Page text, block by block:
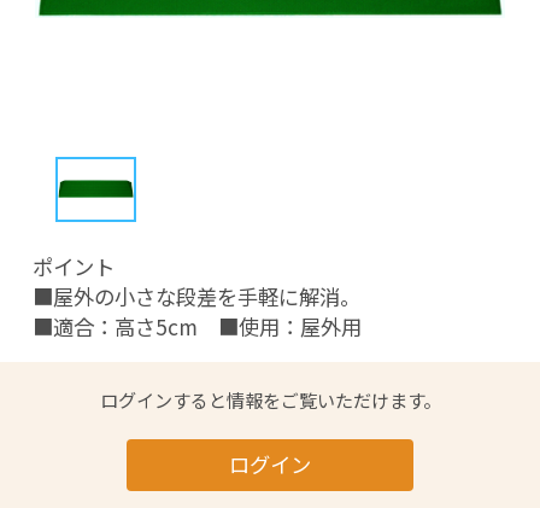
ポイント
■屋外の小さな段差を手軽に解消。
■適合：高さ5cm　■使用：屋外用
ログインすると情報をご覧いただけます。
ログイン